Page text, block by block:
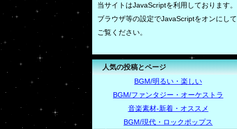
当サイトはJavaScriptを利用しております。
ブラウザ等の設定でJavaScriptをオンにして
ご覧ください。
人気の投稿とページ
BGM/明るい・楽しい
BGM/ファンタジー・オーケストラ
音楽素材-新着・オススメ
BGM/現代・ロックポップス